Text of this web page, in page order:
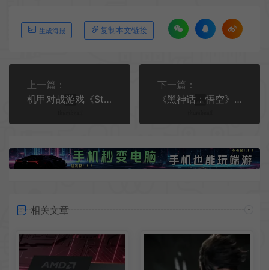
生成海报 复制本文链接
上一篇：
机甲对战游戏《Steel Hunters》视频预告片公布
下一篇：
《黑神话：悟空》荣获TGA2024最佳动作游戏
相关文章